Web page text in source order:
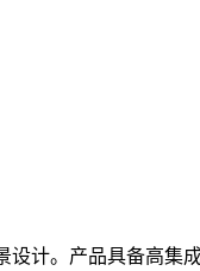
计。产品具备高集